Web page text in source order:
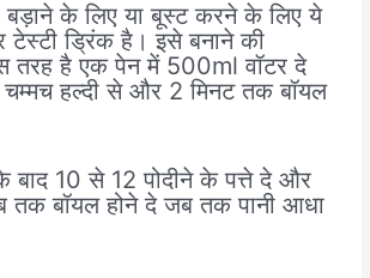
बड़ाने के लिए या बूस्ट करने के लिए ये
ड्रिंक है। इसे बनाने की
तरह है एक पेन में 500ml वॉटर दे
हल्दी से और 2 मिनट तक बॉयल
बाद 10 से 12 पोदीने के पत्ते दे और
तक बॉयल होने दे जब तक पानी आधा